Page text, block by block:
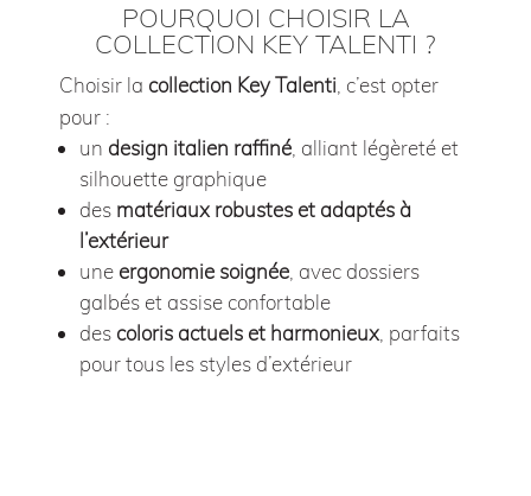
POURQUOI CHOISIR LA
COLLECTION KEY TALENTI ?
Choisir la collection Key Talenti , c’est opter
pour :
un design italien raffiné , alliant légèreté et
silhouette graphique
des matériaux robustes et adaptés à
l’extérieur
une ergonomie soignée , avec dossiers
galbés et assise confortable
des coloris actuels et harmonieux , parfaits
pour tous les styles d’extérieur